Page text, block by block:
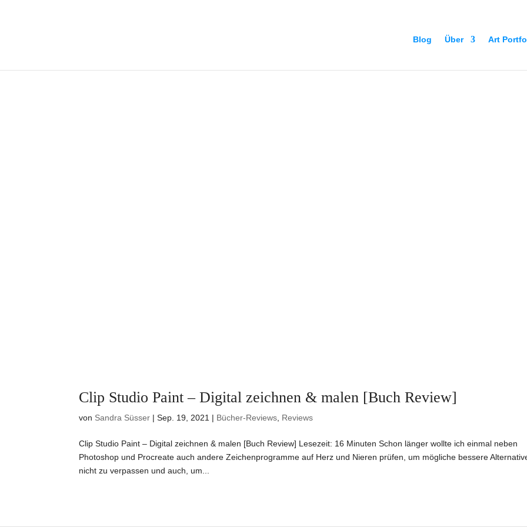
Blog Über Art
Clip Studio Paint – Digital zeichnen & malen [Buch Review]
von Sandra Süsser |Sep. 19, 2021 | Bücher-Reviews Reviews
Clip Studio Paint – Digital zeichnen & malen [Buch Review] Lesezeit: 16 Minuten Schon länger wollte ich einmal neben
Photoshop und Procreate auch andere Zeichenprogramme auf Herz und Nieren prüfen, um mögliche bessere
nicht zu verpassen und auch, um...